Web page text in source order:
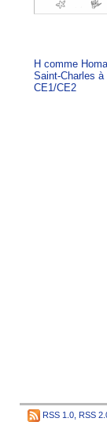
H comme
Saint-Charles à
CE1/CE2
RSS 1.0 RSS